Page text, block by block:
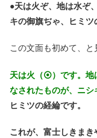
●天は火ぞ、地は水ぞ
キの御旗ぢゃ、ヒミツ
この文面も初めて、と
天は火（⦿）です。地
なされたものが、ニシ
ヒミツの経綸です。
これが、富士しきま